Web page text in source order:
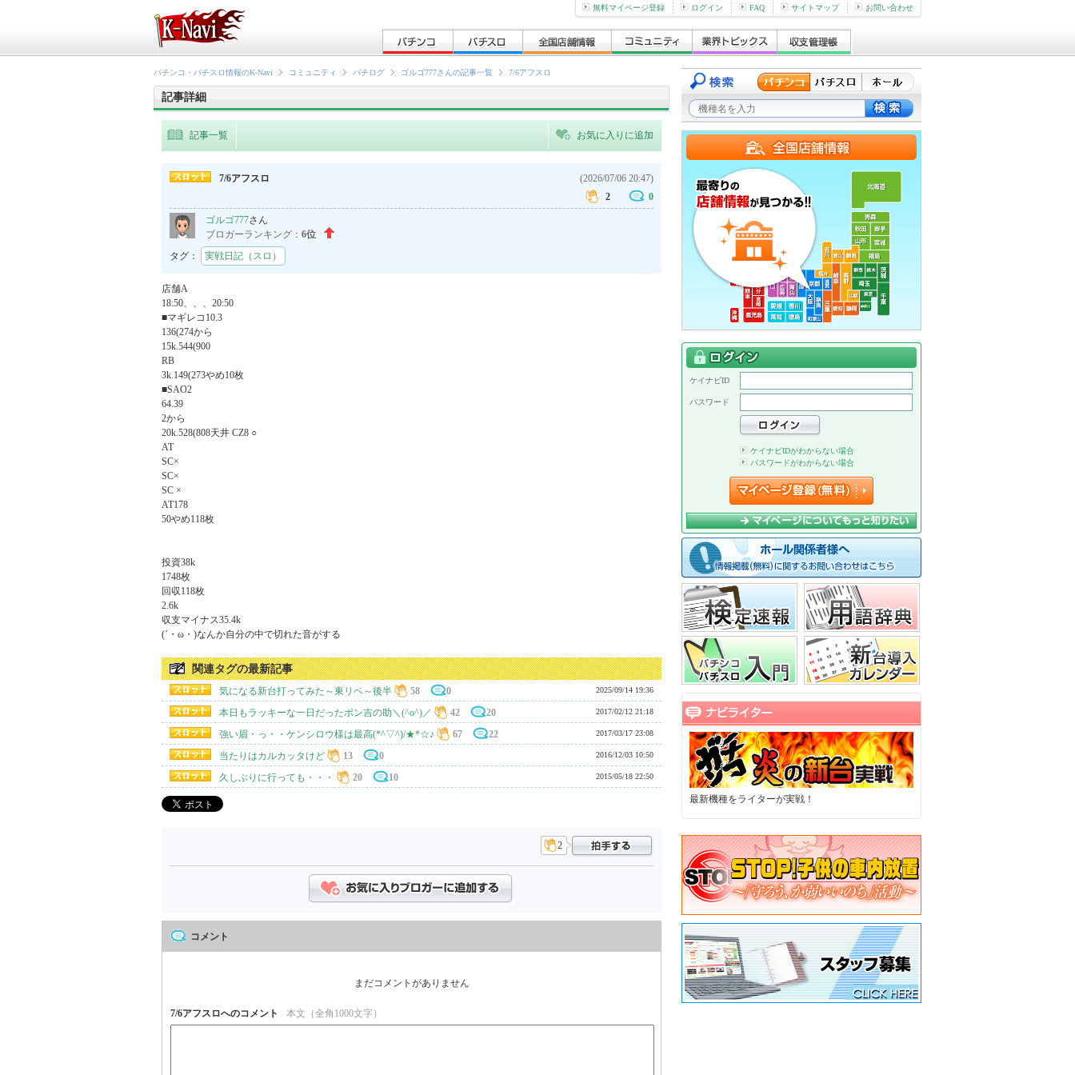
無料マイページ登録 ログイン FAQ サイトマップ お問い合わせ
パチンコ・パチスロ情報のK-Navi コミュニティ パチログ ゴルゴ777さんの記事一覧 7/6アフスロ
記事詳細
記事一覧 お気に入りに追加
7/6アフスロ
(2026/07/06 20:47)
2
0
ゴルゴ777さん
ブロガーランキング： 6位
タグ：
実戦日記（スロ）
店舗A
18:50、、、20:50
■マギレコ10.3
136(274から
15k.544(900
RB
3k.149(273やめ10枚
■SAO2
64.39
2から
20k.528(808天井 CZ8 ○
AT
SC×
SC×
SC ×
AT178
50やめ118枚
投資38k
1748枚
回収118枚
2.6k
収支マイナス35.4k
(´・ω・)なんか自分の中で切れた音がする
関連タグの最新記事
気になる新台打ってみた～東リベ～後半 58 0 2025/09/14 19:36
本日もラッキーな一日だったポン吉の助＼(^o^)／ 42 20 2017/02/12 21:18
強い眉・っ・・ケンシロウ様は最高(*^▽^)/★*☆♪ 67 22 2017/03/17 23:08
当たりはカルカッタけど 13 0 2016/12/03 10:50
久しぶりに行っても・・・ 20 10 2015/05/18 22:50
2
コメント
まだコメントがありません
7/6アフスロへのコメント 本文（全角1000文字）
ケイナビID
パスワード
ケイナビIDがわからない場合
パスワードがわからない場合
最新機種をライターが実戦！